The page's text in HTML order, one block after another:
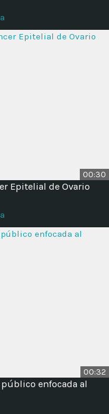
00:30
Epitelial de Ovario
00:32
enfocada al